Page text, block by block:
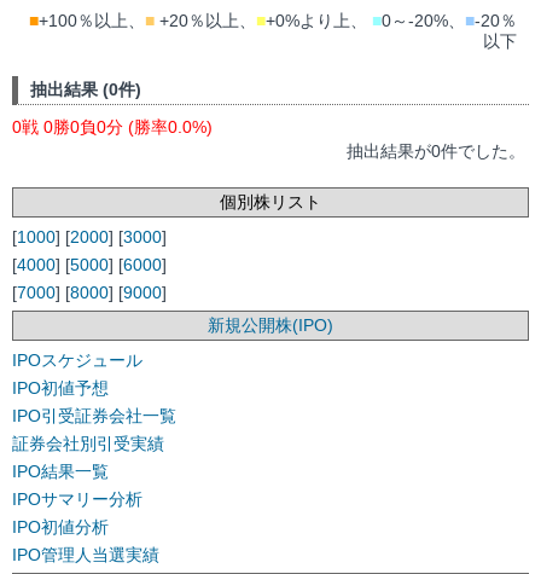
■+100％以上、 ■ +20％以上、 ■+0%より上、 ■0～-20%、 ■-20％
以下
抽出結果 (0件)
0戦 0勝0負0分 (勝率0.0%)
抽出結果が0件でした。
個別株リスト
[1000] [2000] [3000]
[4000] [5000] [6000]
[7000] [8000] [9000]
新規公開株(IPO)
IPOスケジュール
IPO初値予想
IPO引受証券会社一覧
証券会社別引受実績
IPO結果一覧
IPOサマリー分析
IPO初値分析
IPO管理人当選実績